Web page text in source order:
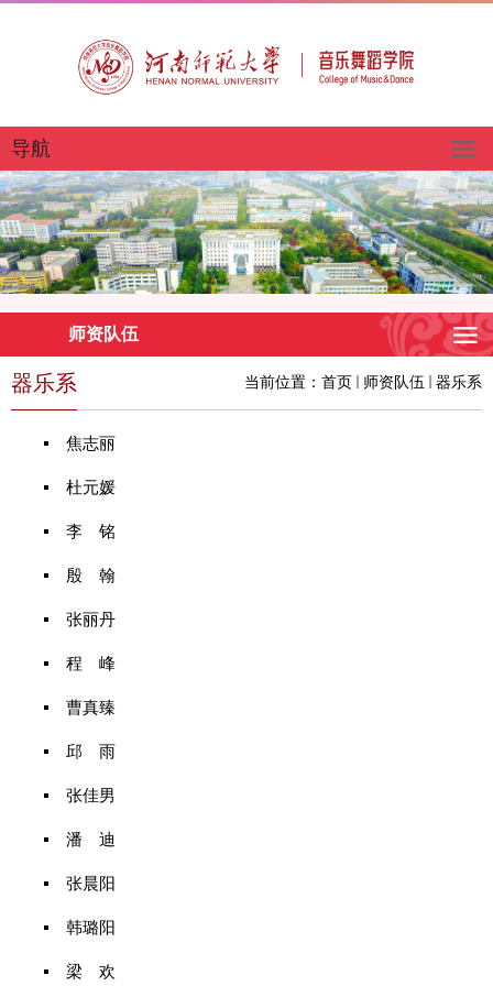
导航
师资队伍
当前位置： 首页 师资队伍 器乐系
器乐系
焦志丽
杜元媛
李 铭
殷 翰
张丽丹
程 峰
曹真臻
邱 雨
张佳男
潘 迪
张晨阳
韩璐阳
梁 欢